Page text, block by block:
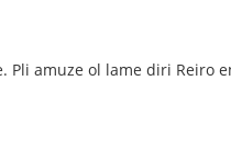
Pli amuze ol lame diri Reiro